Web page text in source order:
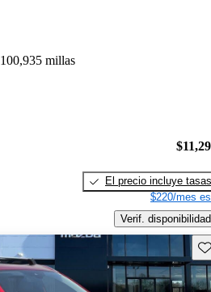
100,935 millas
El precio incluye tasas
$220/mes
Verif. disponibilidad